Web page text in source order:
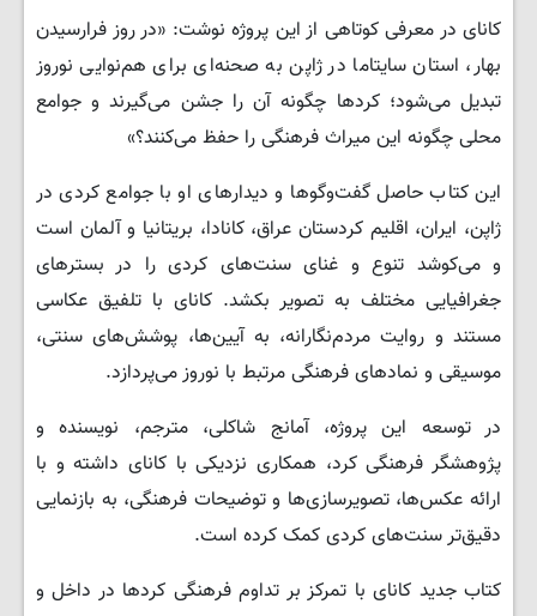
کانای در معرفی کوتاهی از این پروژه نوشت: «در روز فرارسیدن
بهار، استان سایتاما در ژاپن به صحنه‌ای برای هم‌نوایی نوروز
تبدیل می‌شود؛ کردها چگونه آن را جشن می‌گیرند و جوامع
محلی چگونه این میراث فرهنگی را حفظ می‌کنند؟»
این کتاب حاصل گفت‌وگوها و دیدارهای او با جوامع کردی در
ژاپن، ایران، اقلیم کردستان عراق، کانادا، بریتانیا و آلمان است
و می‌کوشد تنوع و غنای سنت‌های کردی را در بسترهای
جغرافیایی مختلف به تصویر بکشد. کانای با تلفیق عکاسی
مستند و روایت مردم‌نگارانه، به آیین‌ها، پوشش‌های سنتی،
موسیقی و نمادهای فرهنگی مرتبط با نوروز می‌پردازد.
در توسعه این پروژه، آمانج شاکلی، مترجم، نویسنده و
پژوهشگر فرهنگی کرد، همکاری نزدیکی با کانای داشته و با
ارائه عکس‌ها، تصویرسازی‌ها و توضیحات فرهنگی، به بازنمایی
دقیق‌تر سنت‌های کردی کمک کرده است.
کتاب جدید کانای با تمرکز بر تداوم فرهنگی کردها در داخل و